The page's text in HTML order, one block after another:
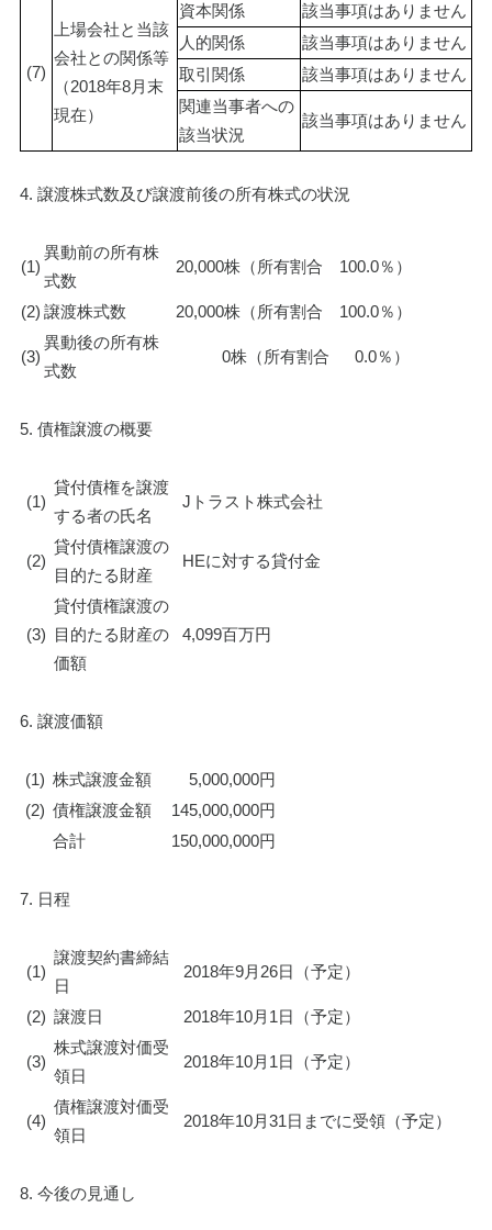
(7)
上場会社と当該
会社との関係等
（2018年8月末
現在）
資本関係
該当事項はありません
人的関係
該当事項はありません
取引関係
該当事項はありません
関連当事者への
該当状況
該当事項はありません
4. 譲渡株式数及び譲渡前後の所有株式の状況
(1)
異動前の所有株
式数
20,000株（所有割合　100.0％）
(2) 譲渡株式数 20,000株（所有割合　100.0％）
(3)
異動後の所有株
式数
0株（所有割合　  0.0％）
5. 債権譲渡の概要
(1)
貸付債権を譲渡
する者の氏名
Jトラスト株式会社
(2)
貸付債権譲渡の
目的たる財産
HEに対する貸付金
(3)
貸付債権譲渡の
目的たる財産の
価額
4,099百万円
6. 譲渡価額
(1) 株式譲渡金額
5,000,000円
(2) 債権譲渡金額
145,000,000円
合計
150,000,000円
7. 日程
(1)
譲渡契約書締結
日
2018年9月26日（予定）
(2) 譲渡日 2018年10月1日（予定）
(3)
株式譲渡対価受
領日
2018年10月1日（予定）
(4)
債権譲渡対価受
領日
2018年10月31日までに受領（予定）
8. 今後の見通し